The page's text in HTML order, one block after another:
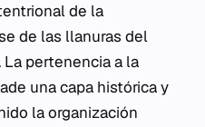
de la
de las llanuras del
pertenencia a la
una capa histórica y
la organización